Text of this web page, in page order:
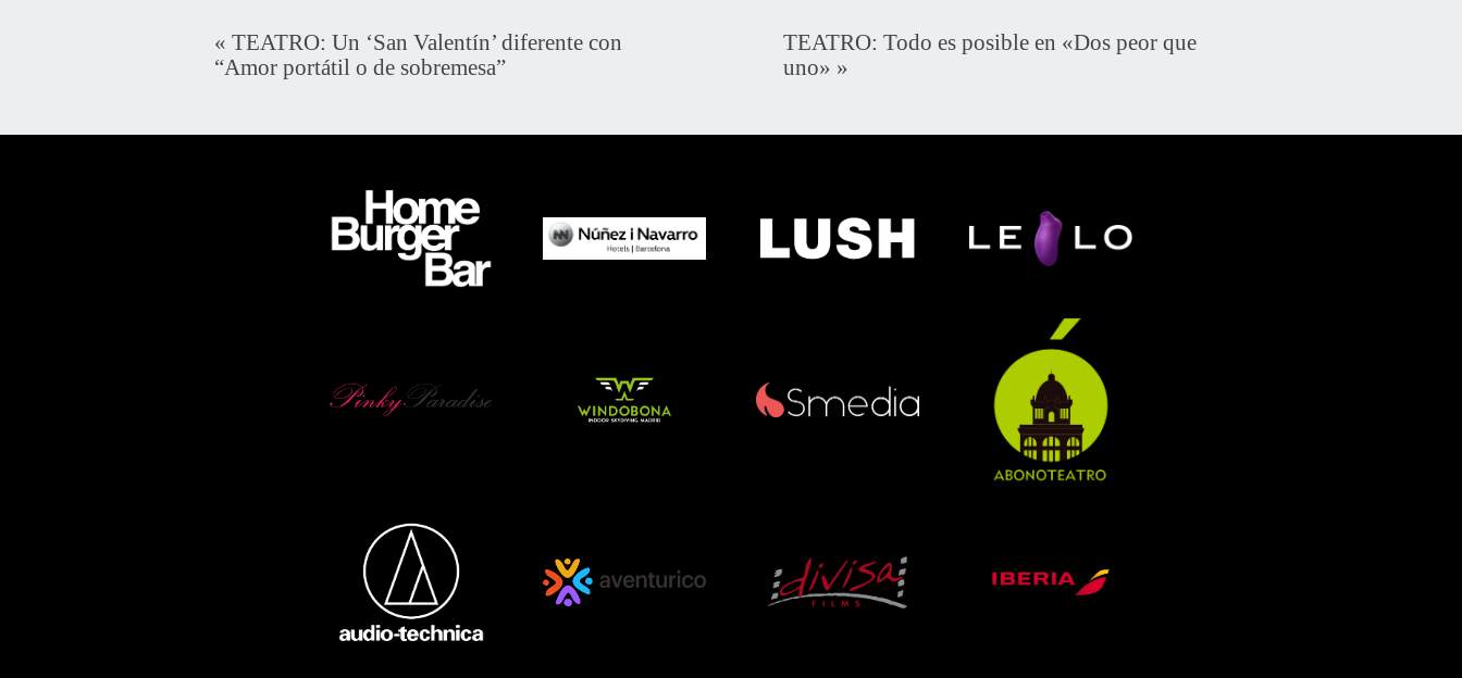
« TEATRO: Un ‘San Valentín’ diferente con
“Amor portátil o de sobremesa”
TEATRO: Todo es posible en «Dos peor que
uno» »